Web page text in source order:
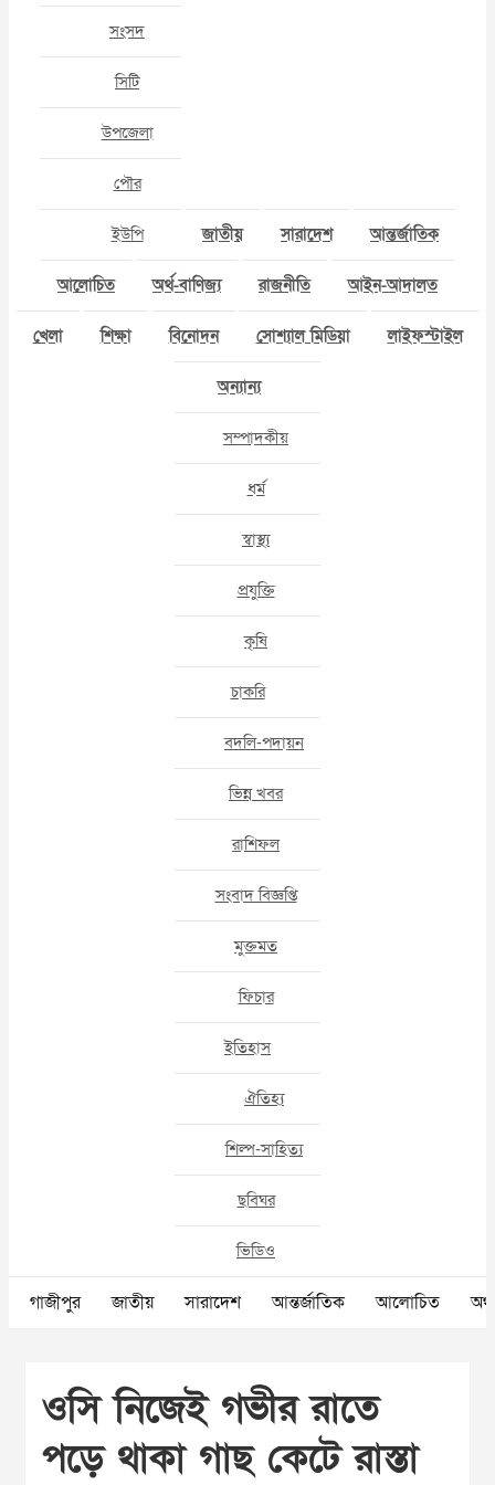
সংসদ
সিটি
উপজেলা
পৌর
ইউপি জাতীয় সারাদেশ আন্তর্জাতিক
আলোচিত অর্থ-বাণিজ্য রাজনীতি আইন-আদালত
খেলা শিক্ষা বিনোদন সোশ্যাল মিডিয়া লাইফস্টাইল
অন্যান্য
সম্পাদকীয়
ধর্ম
স্বাস্থ্য
প্রযুক্তি
কৃষি
চাকরি
বদলি-পদায়ন
ভিন্ন খবর
রাশিফল
সংবাদ বিজ্ঞপ্তি
মুক্তমত
ফিচার
ইতিহাস
ঐতিহ্য
শিল্প-সাহিত্য
ছবিঘর
ভিডিও
গাজীপুর জাতীয় সারাদেশ আন্তর্জাতিক আলোচিত
ওসি নিজেই গভীর রাতে
পড়ে থাকা গাছ কেটে রাস্তা